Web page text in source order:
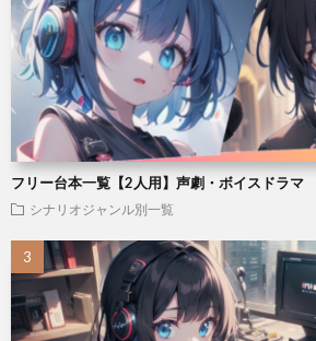
フリー台本一覧【2人用】声劇・ボイスドラマ
シナリオジャンル別一覧